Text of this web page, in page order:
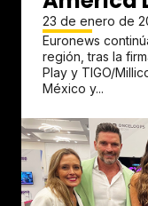
23 de enero de
Euronews
región, tras la
Play y TIGO/
México y...